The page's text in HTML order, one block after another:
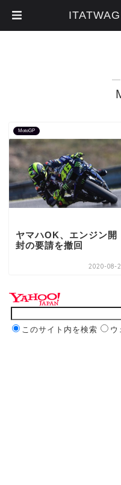
―
MotoGP
ヤマハOK、エンジン開
封の要請を撤回
2020-08-
このサイト内を検索 ウ